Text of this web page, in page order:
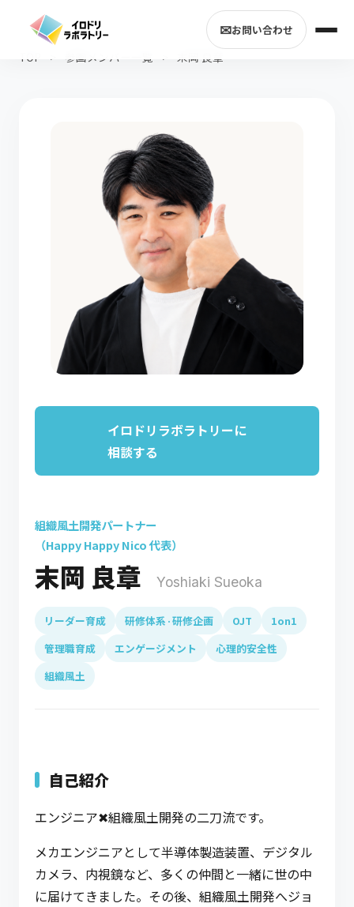
✉お問い合わせ
TOP > 参画メンバー一覧 > 末岡 良章
イロドリラボラトリーに
相談する
組織風土開発パートナー
（Happy Happy Nico 代表）
末岡 良章 Yoshiaki Sueoka
リーダー育成 研修体系·研修企画 OJT
1on1
管理職育成
エンゲージメント
心理的安全性
組織風土
自己紹介
エンジニア✖組織風土開発の二刀流です。
メカエンジニアとして半導体製造装置、デジタル
カメラ、内視鏡など、多くの仲間と一緒に世の中
に届けてきました。その後、組織風土開発へジョ